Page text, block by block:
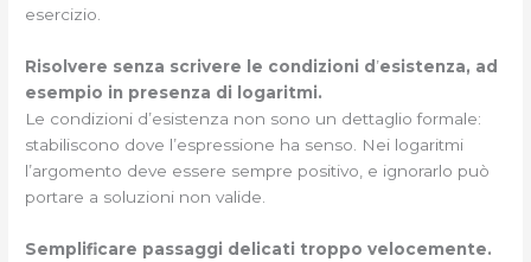
esercizio.
Risolvere senza scrivere le condizioni d ’esistenza, ad
esempio in presenza di logaritmi.
Le condizioni d’esistenza non sono un dettaglio formale:
stabiliscono dove l’espressione ha senso. Nei logaritmi
l’argomento deve essere sempre positivo, e ignorarlo può
portare a soluzioni non valide.
Semplificare passaggi delicati troppo velocemente.